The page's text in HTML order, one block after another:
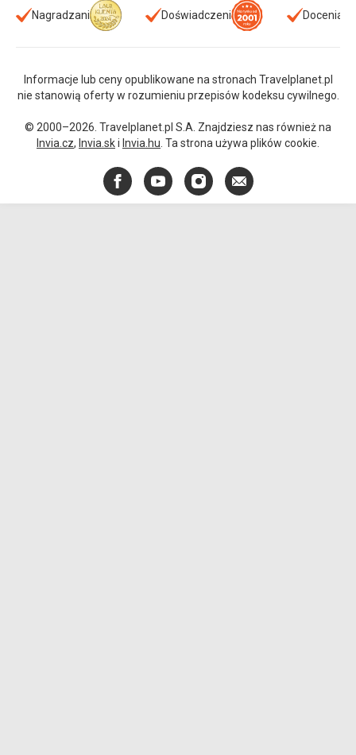
Nagradzani Doświadczeni Doceniani
Informacje lub ceny opublikowane na stronach Travelplanet.pl
nie stanowią oferty w rozumieniu przepisów kodeksu cywilnego.
© 2000–2026. Travelplanet.pl S.A. Znajdziesz nas również na
Invia.cz, Invia.ski Invia.hu . Ta strona używa plików cookie.
FacebookYouTubeInstagram
E-
mail